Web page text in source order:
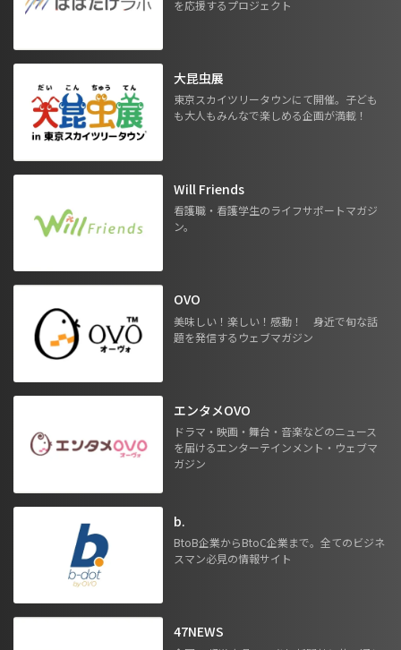
を応援するプロジェクト
大昆虫展
東京スカイツリータウンにて開催。子ども
も大人もみんなで楽しめる企画が満載！
Will Friends
看護職・看護学生のライフサポートマガジ
ン。
OVO
美味しい！楽しい！感動！ 身近で旬な話
題を発信するウェブマガジン
エンタメOVO
ドラマ・映画・舞台・音楽などのニュース
を届けるエンターテインメント・ウェブマ
ガジン
b.
BtoB企業からBtoC企業まで。全てのビジネ
スマン必見の情報サイト
47NEWS